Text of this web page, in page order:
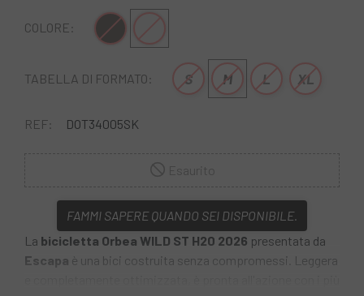
COLORE: Nero BluArgento
TABELLA DI FORMATO: S M L XL
REF: DOT34005SK
FAMMI SAPERE QUANDO SEI DISPONIBILE.
La bicicletta Orbea WILD ST H20 2026 presentata da
Escapa è una bici costruita senza compromessi. Leggera